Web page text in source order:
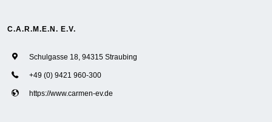
C.A.R.M.E.N. E.V.
Schulgasse 18, 94315 Straubing
+49 (0) 9421 960-300
https://www.carmen-ev.de